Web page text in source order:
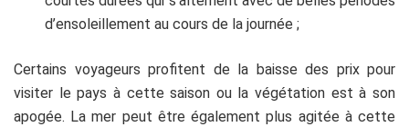
d’ensoleillement au cours de la journée ;
Certains voyageurs profitent de la baisse des prix pour
visiter le pays à cette saison ou la végétation est à son
apogée. La mer peut être également plus agitée à cette